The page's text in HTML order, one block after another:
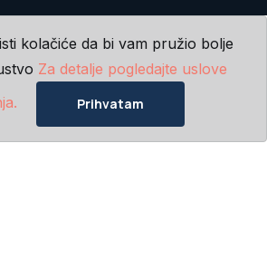
kolačiće da bi vam pružio bolje
Za detalje pogledajte uslove
Prihvatam